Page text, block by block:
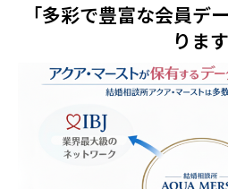
「多彩で豊富な会員デ
ります